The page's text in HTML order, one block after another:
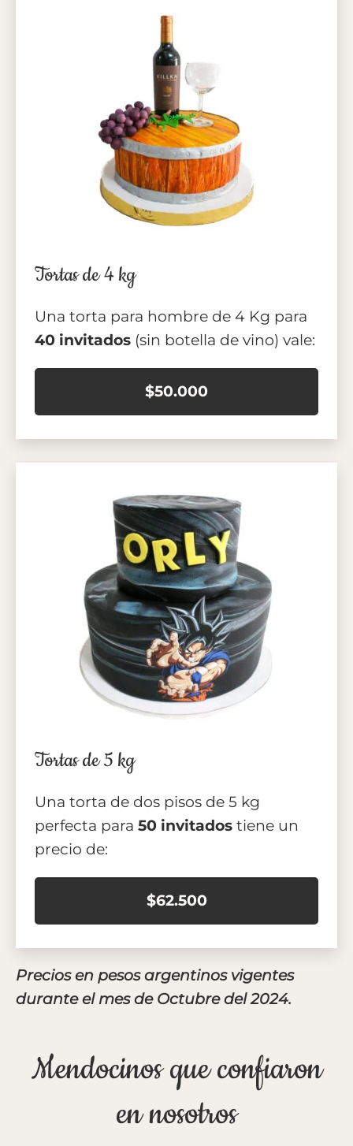
Tortas de 4 kg
Una torta para hombre de 4 Kg para
40 invitados (sin botella de vino) vale:
$50.000
Tortas de 5 kg
Una torta de dos pisos de 5 kg
perfecta para 50 invitados tiene un
precio de:
$62.500
Precios en pesos argentinos vigentes
durante el mes de Octubre del 2024.
Mendocinos que confiaron
en nosotros